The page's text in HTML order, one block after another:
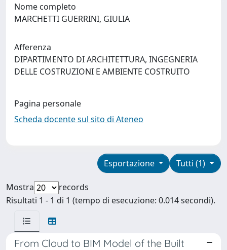
Nome completo
MARCHETTI GUERRINI, GIULIA
Afferenza
DIPARTIMENTO DI ARCHITETTURA, INGEGNERIA
DELLE COSTRUZIONI E AMBIENTE COSTRUITO
Pagina personale
Scheda docente sul sito di Ateneo
Tutti (1)
Esportazione
Mostra
records
Risultati 1 - 1 di 1 (tempo di esecuzione: 0.014 secondi).
From Cloud to BIM Model of the Built